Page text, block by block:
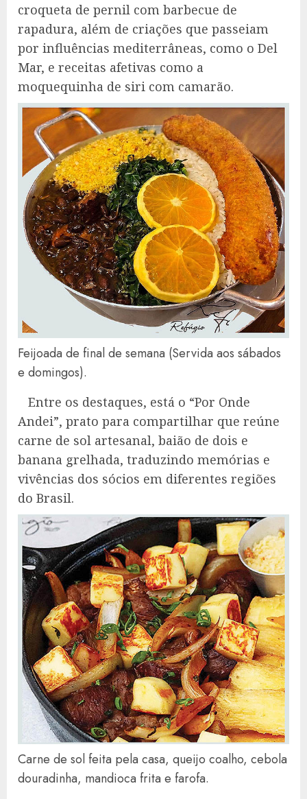
croqueta de pernil com barbecue de
rapadura, além de criações que passeiam
por influências mediterrâneas, como o Del
Mar, e receitas afetivas como a
moquequinha de siri com camarão.
Feijoada de final de semana (Servida aos sábados
e domingos).
Entre os destaques, está o “Por Onde
Andei”, prato para compartilhar que reúne
carne de sol artesanal, baião de dois e
banana grelhada, traduzindo memórias e
vivências dos sócios em diferentes regiões
do Brasil.
Carne de sol feita pela casa, queijo coalho, cebola
douradinha, mandioca frita e farofa.